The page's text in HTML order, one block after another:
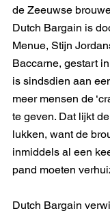
de Zeeuwse
Dutch Bargain is
Menue, Stijn
Baccarne, gestart
is sindsdien aan
meer mensen de
te geven. Dat lijkt
lukken, want de
inmiddels al een
pand moeten
Dutch Bargain